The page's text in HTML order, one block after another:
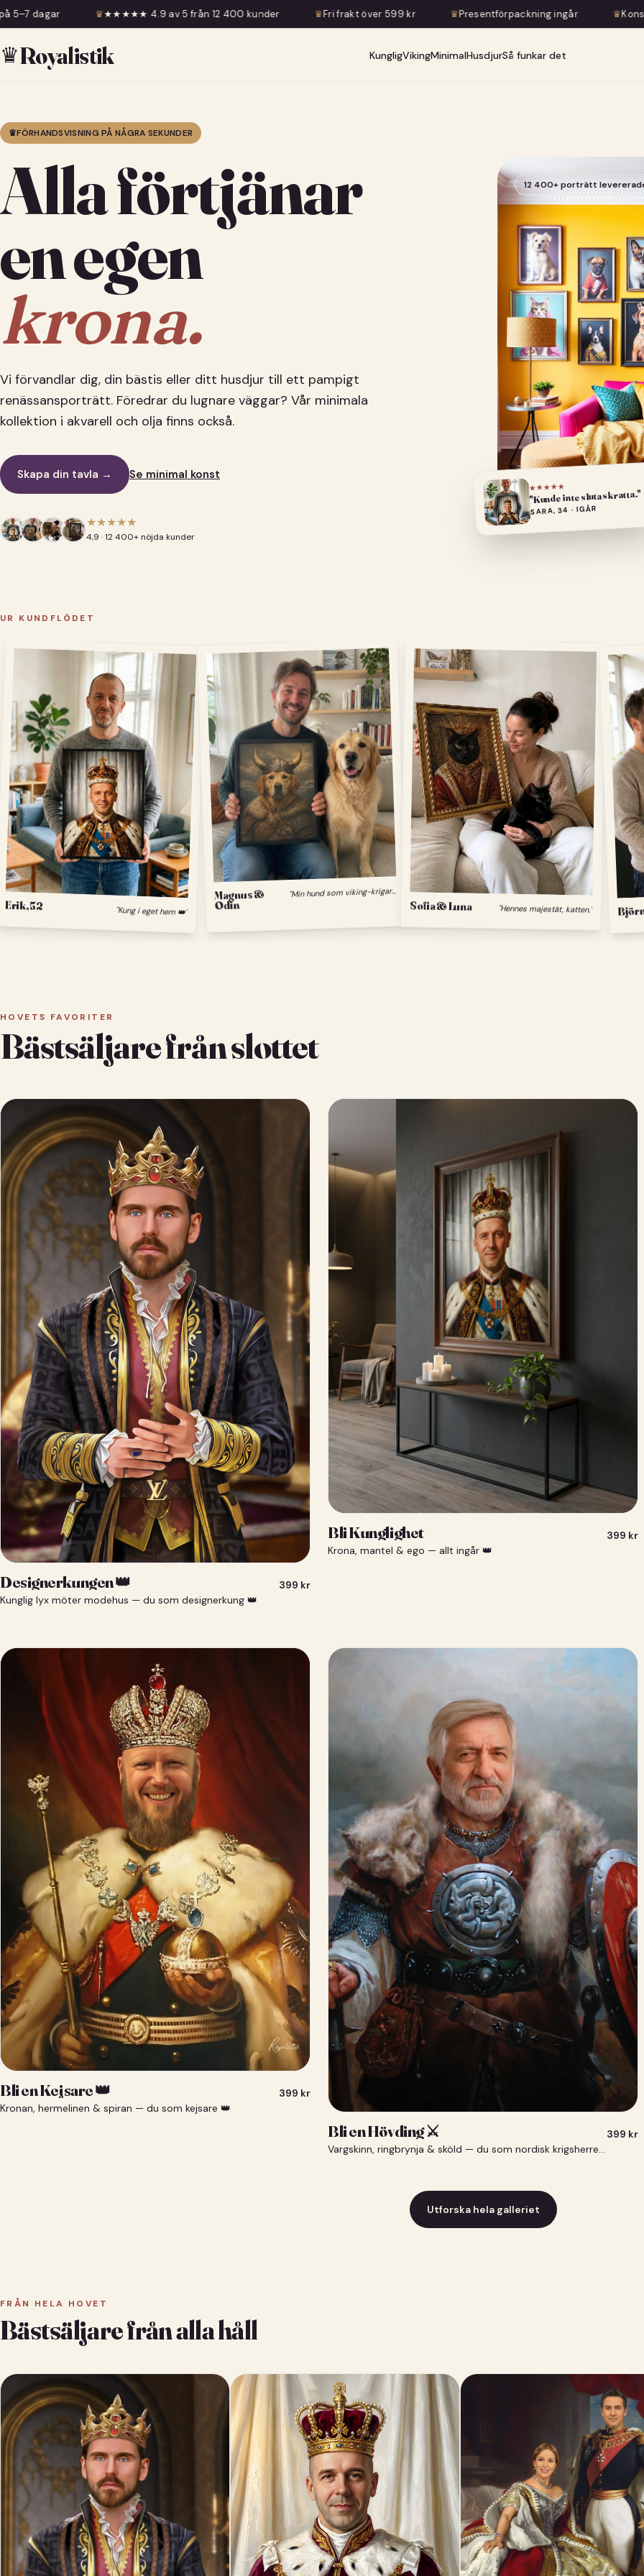
4.9 av 5 från 12 400 kunder ♛Fri frakt över 599 kr ♛Presentförpackning ingår ♛Konstnärlig transformation —
♛Royalistik KungligVikingMinimalHusdjurSå funkar det
♛FÖRHANDSVISNING PÅ NÅGRA SEKUNDER
Alla förtjänar
en egen
krona.
Vi förvandlar dig, din bästis eller ditt husdjur till ett pampigt
renässansporträtt. Föredrar du lugnare väggar? Vår minimala
kollektion i akvarell och olja finns också.
Skapa din tavla → Se minimal konst
★★★★★
4,9 · 12 400+ nöjda kunder
12 400+ porträtt
★★★★★
"Kunde inte sluta skratta."
SARA, 34 · IGÅR
UR KUNDFLÖDET
Erik, 52 "Kung i eget hem 👑"
Magnus &
Odin
"
Min hund som viking-krigare."
Sofia & Luna "Hennes majestät, katten."
HOVETS FAVORITER
Bästsäljare från slottet
Designerkungen 👑
Kunglig lyx möter modehus — du som designerkung 👑
399 kr
Bli Kunglighet
Krona, mantel & ego — allt ingår 👑
399 kr
Bli en Kejsare 👑
Kronan, hermelinen & spiran — du som kejsare 👑
399 kr
Bli en Hövding ⚔️
Vargskinn, ringbrynja & sköld — du som nordisk krigsherre ⚔️
399 kr
Utforska hela galleriet
FRÅN HELA HOVET
Bästsäljare från alla håll